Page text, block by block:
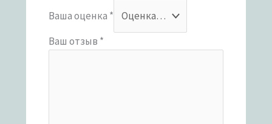
Ваша оценка *
Ваш отзыв *